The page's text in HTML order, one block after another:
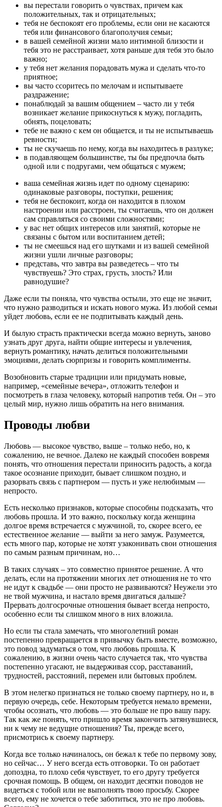
вы перестали говорить о чувствах, причем как
положительных, так и отрицательных;
тебя не беспокоят его проблемы, если они не касаются
тебя или финансового благополучия семьи;
в вашей семейной жизни мало интимной близости и
тебя это не расстраивает, хотя раньше для тебя это было
важно;
у тебя нет желания порадовать мужа и сделать что-то
приятное;
вы часто ссоритесь по мелочам и испытываете
раздражение;
понаблюдай за вашим общением – часто ли у тебя
возникает желание прикоснуться к мужу, погладить,
обнять, поцеловать;
тебе не важно с кем он общается, и ты не испытываешь
ревности;
ты не скучаешь по нему, когда вы находитесь в разлуке;
в подавляющем большинстве, ты бы предпочла быть
одной или с подругами, чем общаться с мужем;
ваша семейная жизнь идет по одному сценарию:
одинаковые разговоры, поступки, решения;
тебя не беспокоит, когда он находится в плохом
настроении или расстроен, ты считаешь, что он должен
сам справляться со своими сложностями;
у вас нет общих интересов или занятий, которые не
связаны с бытом или воспитанием детей;
ты не смеешься над его шутками и из вашей семейной
жизни ушли личные разговоры;
представь, что завтра вы разведетесь – что ты
чувствуешь? Это страх, грусть, злость? Или
равнодушие?
Даже если ты поняла, что чувства остыли, это еще не значит,
что нужно разводиться и искать нового мужа. Из любой семьи
уйдет любовь, если ее не подпитывать каждый день.
И былую страсть практически всегда можно вернуть, заново
узнать друг друга, найти общие интересы и увлечения,
вернуть романтику, начать делиться положительными
эмоциями, делать сюрпризы и говорить комплименты.
Возобновить старые традиции или придумать новые,
например, «семейные вечера», отложить телефон и
посмотреть в глаза человеку, который напротив тебя. Он – это
целый мир, нужно лишь обратить на него внимания.
Проводы любви
Любовь — высокое чувство, выше – только небо, но, к
сожалению, не вечное. Далеко не каждый способен вовремя
понять, что отношения перестали приносить радость, а когда
такое осознание приходит, бывает слишком поздно, и
разорвать связь с партнером — пусть и уже нелюбимым —
непросто.
Есть несколько признаков, которые способны подсказать, что
любовь прошла. И это важно, поскольку когда женщина
долгое время встречается с мужчиной, то, скорее всего, ее
естественное желание — выйти за него замуж. Разумеется,
есть много пар, которые не хотят узаконивать свои отношения
по самым разным причинам, но…
В таких случаях – это совместно принятое решение. А что
делать, если на протяжении многих лет отношения не то что
не идут к свадьбе — они просто не развиваются? Неужели это
не твой мужчина, и настало время двигаться дальше?
Прервать долгосрочные отношения бывает всегда непросто,
особенно если ты слишком много в них вложила.
Но если ты стала замечать, что многолетний роман
постепенно превращается в привычку быть вместе, возможно,
это повод задуматься о том, что любовь прошла. К
сожалению, в жизни очень часто случается так, что чувства
постепенно угасают, не выдерживая ссор, расставаний,
трудностей, расстояний, перемен или бытовых проблем.
В этом нелегко признаться не только своему партнеру, но и, в
первую очередь, себе. Некоторым требуется немало времени,
чтобы осознать, что любовь — это больше не про вашу пару.
Так как же понять, что пришло время закончить затянувшиеся,
ни к чему не ведущие отношения? Ты, прежде всего,
присмотрись к своему партнеру.
Когда все только начиналось, он бежал к тебе по первому зову,
но сейчас… У него всегда есть отговорки. То он работает
допоздна, то плохо себя чувствует, то его другу требуется
срочная помощь. В общем, он находит десятки поводов не
видеться с тобой или не выполнять твою просьбу. Скорее
всего, ему не хочется о тебе заботиться, это не про любовь.